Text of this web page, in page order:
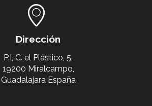
Dirección
P.I, C. el Plástico, 5,
19200 Miralcampo,
Guadalajara España